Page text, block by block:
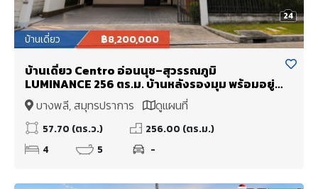
24
บ้านเดี่ยว ฿8,200,000
บ้านเดี่ยว Centro อ่อนนุช–สุวรรณภูมิ
LUMINANCE 256 ตร.ม. บ้านหลังรองมุม พร้อมอยู่
ใกล้สนามบินสุวรรณภูมิ
บางพลี, สมุทรปราการ ดูแผนที่
57.70 (ตร.ว.)
256.00 (ตร.ม.)
4
5 -